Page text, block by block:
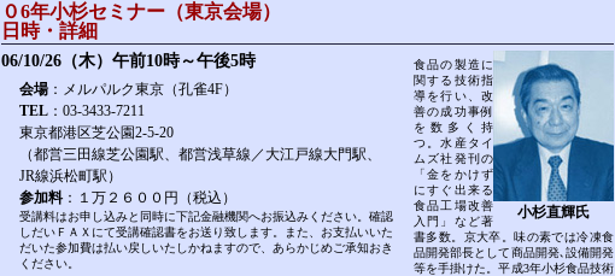
０6年小杉セミナー（東京会場）
日時・詳細
小杉直輝氏
食品の製造に
関する技術指
導を行い、改
善の成功事例
を数多く持
つ。水産タイ
ムズ社発刊の
「金をかけず
にすぐ出来る
食品工場改善
入門」など著
書多数。京大卒。味の素では冷凍食
品開発部長として商品開発､設備開発
等を手掛けた。平成3年小杉食品技術
06/10/26（木）午前10時～午後5時
会場 ：メルパルク東京（孔雀4F）
TEL ：03-3433-7211
東京都港区芝公園2-5-20
（都営三田線芝公園駅、都営浅草線／大江戸線大門駅、
JR線浜松町駅）
参加料 ：１万２６００円（税込）
受講料はお申し込みと同時に下記金融機関へお振込みください。確認
しだいＦＡＸにて受講確認書をお送り致します。また、お支払いいた
だいた参加費は払い戻しいたしかねますので、あらかじめご承知おき
ください。